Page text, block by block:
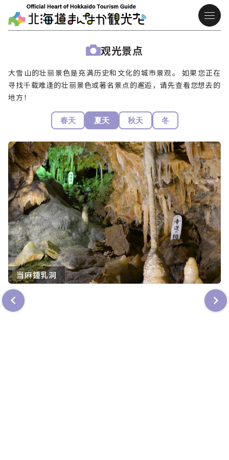
观光景点
大雪山的壮丽景色是充满历史和文化的城市景观。 如果您正在
寻找千载难逢的壮丽景色或著名景点的邂逅，请先查看您想去的
地方！
春天 夏天 秋天 冬
当麻鍾乳洞